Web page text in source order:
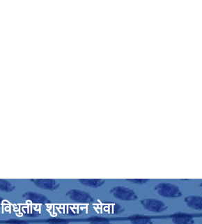
विधुतीय शुसासन सेवा